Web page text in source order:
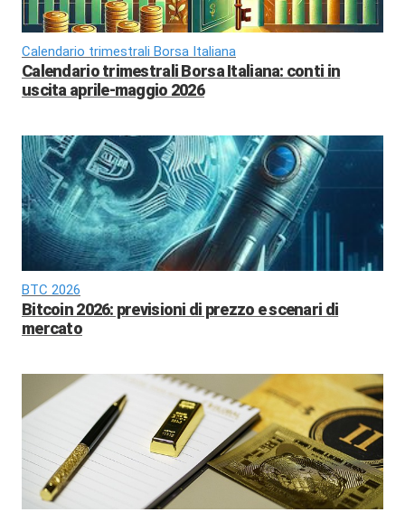
Calendario trimestrali Borsa Italiana
Calendario trimestrali Borsa Italiana: conti in
uscita aprile-maggio 2026
BTC 2026
Bitcoin 2026: previsioni di prezzo e scenari di
mercato